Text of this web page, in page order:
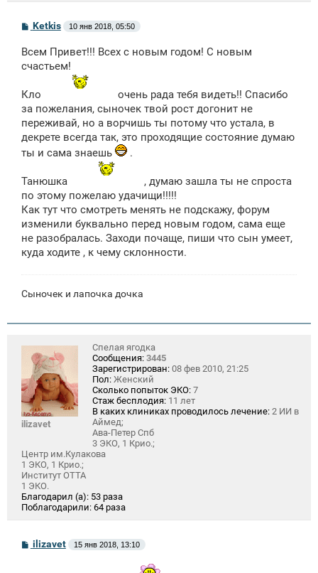
С
о
б
щ
и
Ketkis 10 янв 2018, 05:50
Всем Привет!!! Всех с новым годом! С новым
счастьем!
Кло
очень рада тебя видеть!! Спасибо
за пожелания, сыночек твой рост догонит не
переживай, но а ворчишь ты потому что устала, в
декрете всегда так, это проходящие состояние думаю
ты и сама знаешь
.
Танюшка
, думаю зашла ты не спроста
по этому пожелаю удачищи!!!!!
Как тут что смотреть менять не подскажу, форум
изменили буквально перед новым годом, сама еще
не разобралась. Заходи почаще, пиши что сын умеет,
куда ходите , к чему склонности.
Сыночек и лапочка дочка
ilizavet
Спелая ягодка
Сообщения: 3445
Зарегистрирован: 08 фев 2010, 21:25
Пол: Женский
Сколько попыток ЭКО: 7
Стаж бесплодия: 11 лет
В каких клиниках проводилось лечение: 2 ИИ в
Аймед;
Ава-Петер Спб
3 ЭКО, 1 Крио.;
Центр им.Кулакова
1 ЭКО, 1 Крио.;
Институт ОТТА
1 ЭКО.
Благодарил (а): 53 раза
Поблагодарили: 64 раза
Сilizavet 15 янв 2018, 13:10